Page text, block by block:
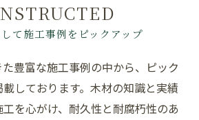
て施工事例をピックアップ
豊富な施工事例の中から、ピック
しております。木材の知識と実績
を心がけ、耐久性と耐腐朽性のあ